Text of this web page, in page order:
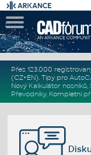
Přes 123.000
(CZ+EN). Tipy pro
Nový Kalkulátor nosníků,
Převodníky. Kompletní